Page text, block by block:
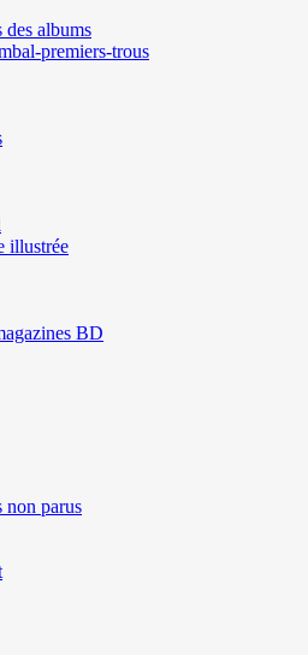
des albums
premiers-trous
illustrée
BD
non parus